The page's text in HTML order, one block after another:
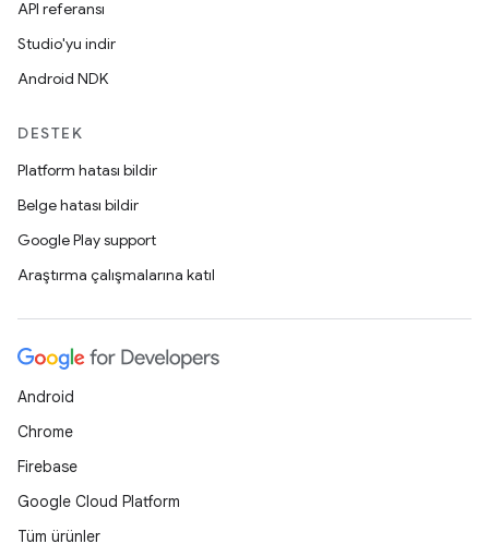
API referansı
Studio'yu indir
Android NDK
DESTEK
Platform hatası bildir
Belge hatası bildir
Google Play support
Araştırma çalışmalarına katıl
Android
Chrome
Firebase
Google Cloud Platform
Tüm ürünler